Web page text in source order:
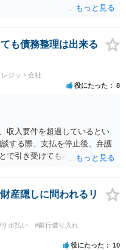
も債務整理は出来る
レジット会社
役にたった 8
収入要件を超過しているとい
する際、支払を停止後、弁護
で引き受けてもらえないか確
めできませんが あとは、相談
からのアドバイスは一旦これ
産隠しに問われるリ
リボ払い
#銀行借り入れ
役にたった 10